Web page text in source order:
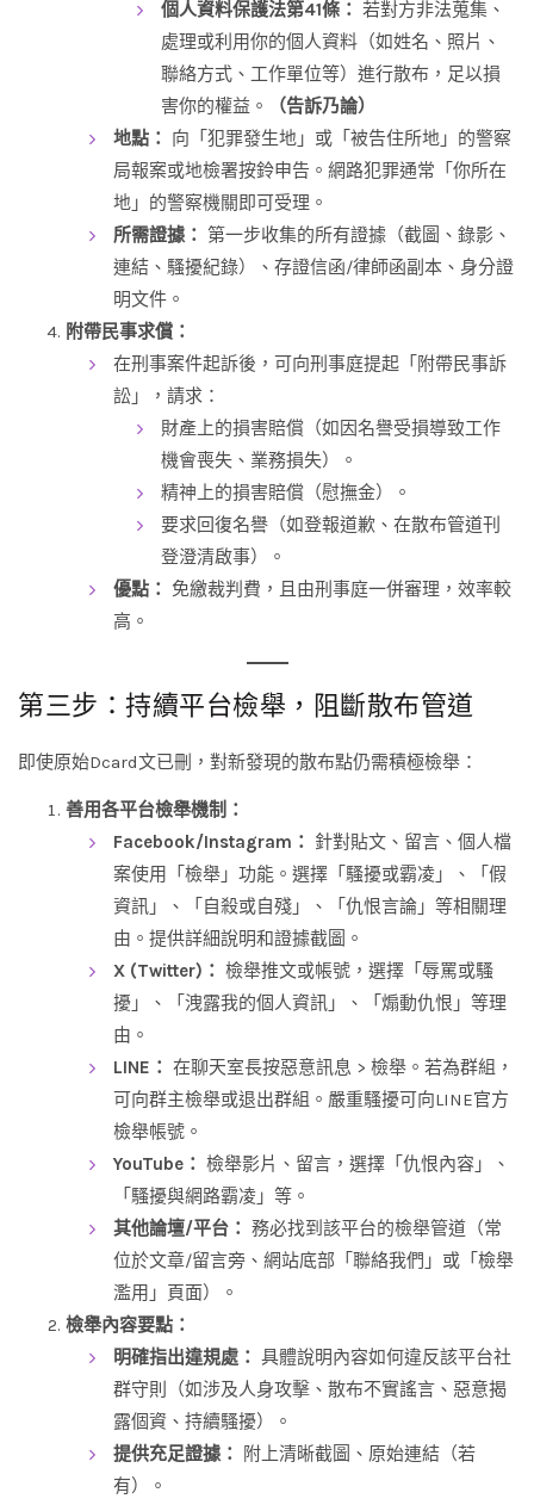
個人資料保護法第41條： 若對方非法蒐集、
處理或利用你的個人資料（如姓名、照片、
聯絡方式、工作單位等）進行散布，足以損
害你的權益。
（告訴乃論）
地點： 向「犯罪發生地」或「被告住所地」的警察
局報案或地檢署按鈴申告。網路犯罪通常「你所在
地」的警察機關即可受理。
所需證據： 第一步收集的所有證據（截圖、錄影、
連結、騷擾紀錄）、存證信函/律師函副本、身分證
明文件。
附帶民事求償：
在刑事案件起訴後，可向刑事庭提起「附帶民事訴
訟」，請求：
財產上的損害賠償（如因名譽受損導致工作
機會喪失、業務損失）。
精神上的損害賠償（慰撫金）。
要求回復名譽（如登報道歉、在散布管道刊
登澄清啟事）。
優點： 免繳裁判費，且由刑事庭一併審理，效率較
高。
第三步：持續平台檢舉，阻斷散布管道
即使原始Dcard文已刪，對新發現的散布點仍需積極檢舉：
善用各平台檢舉機制：
Facebook/Instagram： 針對貼文、留言、個人檔
案使用「檢舉」功能。選擇「騷擾或霸凌」、「假
資訊」、「自殺或自殘」、「仇恨言論」等相關理
由。提供詳細說明和證據截圖。
X (Twitter)： 檢舉推文或帳號，選擇「辱罵或騷
擾」、「洩露我的個人資訊」、「煽動仇恨」等理
由。
LINE： 在聊天室長按惡意訊息 > 檢舉。若為群組，
可向群主檢舉或退出群組。嚴重騷擾可向LINE官方
檢舉帳號。
YouTube： 檢舉影片、留言，選擇「仇恨內容」、
「騷擾與網路霸凌」等。
其他論壇/平台： 務必找到該平台的檢舉管道（常
位於文章/留言旁、網站底部「聯絡我們」或「檢舉
濫用」頁面）。
檢舉內容要點：
明確指出違規處： 具體說明內容如何違反該平台社
群守則（如涉及人身攻擊、散布不實謠言、惡意揭
露個資、持續騷擾）。
提供充足證據：
附上清晰截圖、原始連結（若
有）。